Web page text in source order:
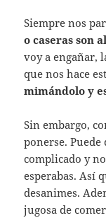
Siempre nos
o caseras son
voy a engañar,
que nos hace
mimándolo y
Sin embargo,
ponerse.
complicado y
esperabas. Así
desanimes.
jugosa de